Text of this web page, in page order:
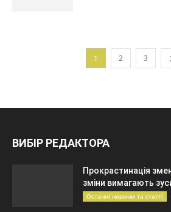
1 2 3
ВИБІР РЕДАКТОРА
Прокрастинація
зміни вимагають
Останні новини та статті